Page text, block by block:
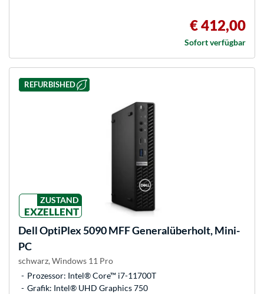
€ 412,00
Sofort verfügbar
REFURBISHED
ZUSTAND
EXZELLENT
DellOptiPlex 5090 MFF Generalüberholt, Mini-
PC
schwarz, Windows 11 Pro
Prozessor: Intel® Core™ i7-11700T
Grafik: Intel® UHD Graphics 750